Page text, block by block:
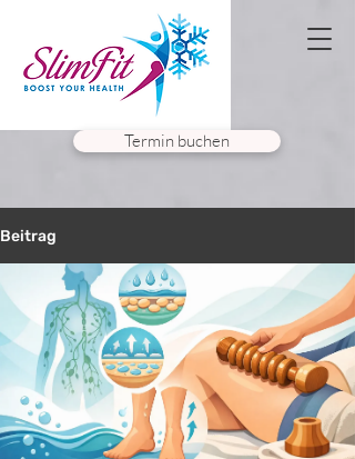
Termin buchen
Beitrag